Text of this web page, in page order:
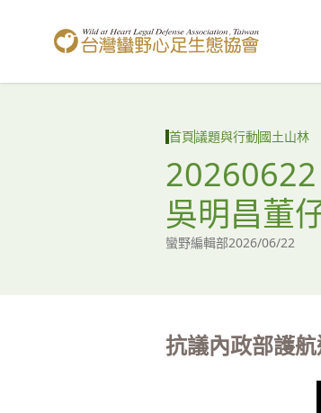
台灣蠻野心足生態協會
首頁議題與行動國土山林
吳明昌董
蠻野編輯部2026/06/22
抗議內政部護